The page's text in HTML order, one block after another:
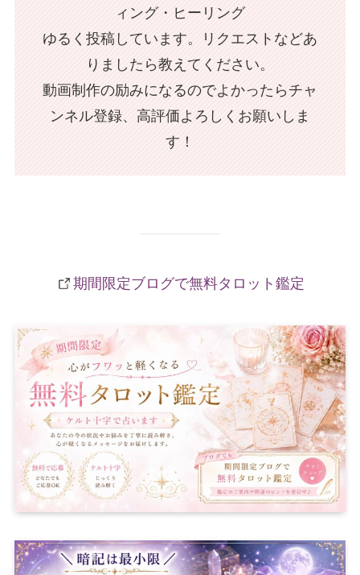
ィング・ヒーリング
ゆるく投稿しています。リクエストなどあ
りましたら教えてください。
動画制作の励みになるのでよかったらチャ
ンネル登録、高評価よろしくお願いしま
す！
期間限定ブログで無料タロット鑑定